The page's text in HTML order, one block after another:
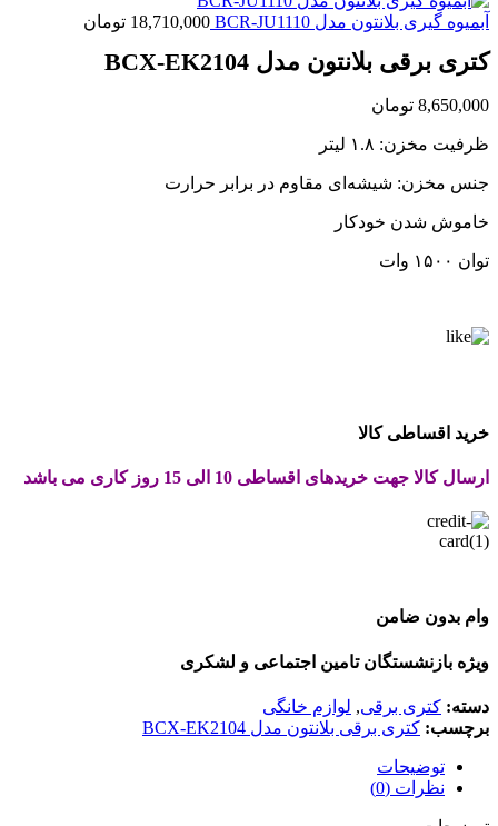
آبمیوه گیری بلانتون مدل BCR-JU1110 18,710,000 تومان
کتری برقی بلانتون مدل BCX-EK2104
8,650,000 تومان
ظرفیت مخزن: ۱.۸ لیتر
جنس مخزن: شیشه‌ای مقاوم در برابر حرارت
خاموش شدن خودکار
توان ۱۵۰۰ وات
خرید اقساطی کالا
ارسال کالا جهت خریدهای اقساطی 10 الی 15 روز کاری می باشد
وام بدون ضامن
ویژه بازنشستگان تامین اجتماعی و لشکری
دسته: کتری برقی, لوازم خانگی
برچسب: کتری برقی بلانتون مدل BCX-EK2104
توضیحات
نظرات (0)